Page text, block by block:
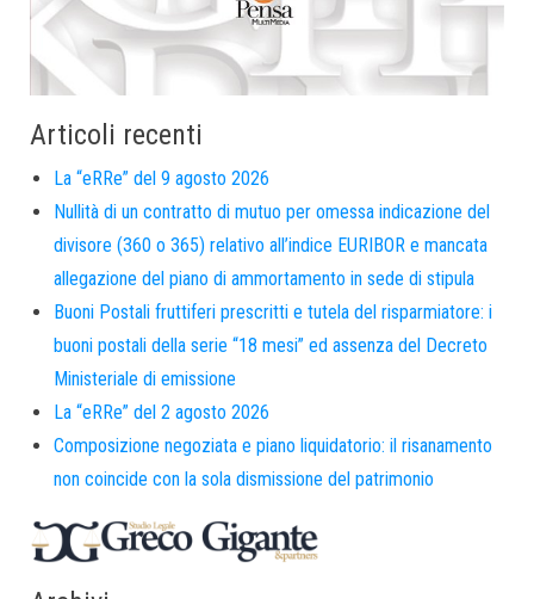
Articoli recenti
La “eRRe” del 9 agosto 2026
Nullità di un contratto di mutuo per omessa indicazione del
divisore (360 o 365) relativo all’indice EURIBOR e mancata
allegazione del piano di ammortamento in sede di stipula
Buoni Postali fruttiferi prescritti e tutela del risparmiatore: i
buoni postali della serie “18 mesi” ed assenza del Decreto
Ministeriale di emissione
La “eRRe” del 2 agosto 2026
Composizione negoziata e piano liquidatorio: il risanamento
non coincide con la sola dismissione del patrimonio